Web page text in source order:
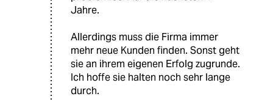
Jahre.
Allerdings muss die Firma immer
mehr neue Kunden finden. Sonst geht
sie an ihrem eigenen Erfolg zugrunde.
Ich hoffe sie halten noch sehr lange
durch.